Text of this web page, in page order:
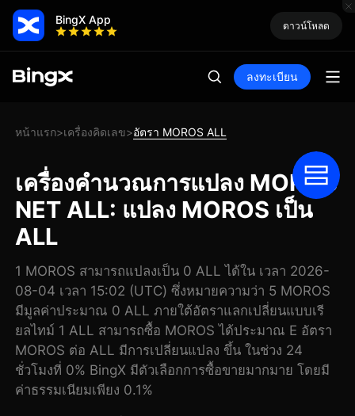
BingX App ดาวน์โหลด
ลงทะเบียน
หน้าแรก>เครื่องคิดเลข>อัตรา MOROS ALL
เครื่องคำนวณการแปลง MOROS
NET ALL: แปลง MOROS เป็น
ALL
1 MOROS สามารถแปลงเป็น 0 ALL ได้ใน เวลา 2026-
08-04 เวลา 15:02 (UTC) ซึ่งหมายความว่า 5 MOROS
มีมูลค่าประมาณ 0 ALL ภายใต้อัตราแลกเปลี่ยนแบบเรี
ยลไทม์ 1 ALL สามารถซื้อ MOROS ได้ประมาณ E อัตรา
MOROS ต่อ ALL มีการเปลี่ยนแปลง ขึ้น ในช่วง 24
ชั่วโมงที่ 0% BingX มีตัวเลือกการซื้อขายมากมาย โดยมี
ค่าธรรมเนียมเพียง 0.1%